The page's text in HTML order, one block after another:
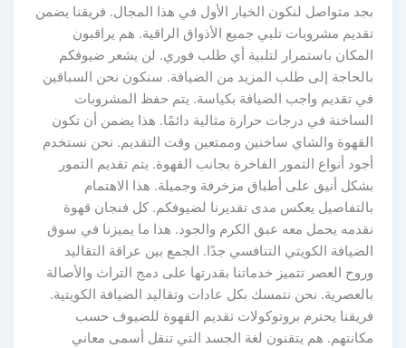
بجد متواصل لنكون الخيار الأول في هذا المجال. فريقنا يضمن
تقديم مشروبات تلبي جميع الأذواق الراقية. هم يراقبون
المكان باستمرار لتلبية أي طلب فوري. لن يشعر ضيوفكم
بالحاجة إلى طلب المزيد من الضيافة. سنكون نحن السباقين
في تقديم واجب الضيافة بكياسة. يتم حفظ المشروبات
الساخنة في درجات حرارة مثالية دائمًا. هذا يضمن أن تكون
القهوة والشاي ساخنين وممتعين وقت التقديم. نحن نستخدم
أجود أنواع التمور الفاخرة بجانب القهوة. يتم تقديم التمور
بشكل أنيق على أطباق مزخرفة وجميلة. هذا الاهتمام
بالتفاصيل يعكس مدى تقديرنا لضيوفكم. كل فنجان قهوة
نقدمه يحمل معه عبق الكرم والجود. هذا ما يميزنا في سوق
الضيافة الكويتي التنافسي جدًا. الجمع بين عراقة التقاليد
وروح العصر تتميز خدماتنا بقدرتها على دمج التراث والأصالة
بالعصرية. نحن نتمسك بكل عادات وتقاليد الضيافة الكويتية.
فريقنا يحترم بروتوكولات تقديم القهوة للضيوف حسب
مكانتهم. هم يتقنون لغة الجسد التي تنقل أسمى معاني